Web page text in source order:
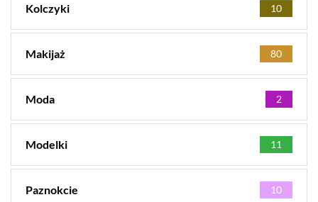
Kolczyki 10
Makijaż 80
Moda 2
Modelki 11
Paznokcie 10